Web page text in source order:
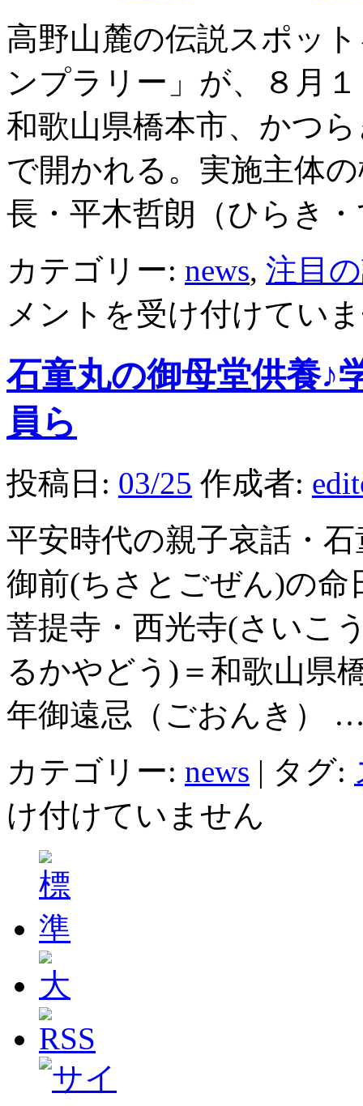
高野山麓の伝説スポッ
ンプラリー」が、８月
和歌山県橋本市、かつ
で開かれる。実施主体
長・平木哲朗（ひらき
カテゴリー: news, 注目
メントを受け付けてい
石童丸の御母堂供養♪
員ら
投稿日: 03/25 作成者:
平安時代の親子哀話・
御前(ちさとごぜん)の命
菩提寺・西光寺(さいこ
るかやどう)＝和歌山県
年御遠忌（ごおんき）
カテゴリー: news | タグ:
け付けていません